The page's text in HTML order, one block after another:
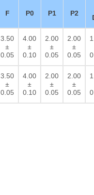
F P0 P1 P2
3.50
±
0.05
4.00
±
0.10
2.00
±
0.05
2.00
±
0.05
3.50
±
0.05
4.00
±
0.10
2.00
±
0.05
2.00
±
0.05